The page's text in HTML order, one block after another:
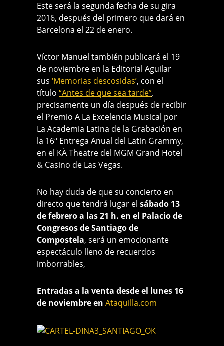
Este será la segunda fecha de su gira
2016, después del primero que dará en
Barcelona el 22 de enero.
Víctor Manuel también publicará el 19
de noviembre en la Editorial Aguilar
sus ‘Memorias descosidas’, con el
título “Antes de que sea tarde”,
precisamente un día después de recibir
el Premio A La Excelencia Musical por
La Academia Latina de la Grabación en
la 16ª Entrega Anual del Latin Grammy,
en el KÀ Theatre del MGM Grand Hotel
& Casino de Las Vegas.
No hay duda de que su concierto en
directo que tendrá lugar el sábado 13
de febrero a las 21 h. en el Palacio de
Congresos de Santiago de
Compostela, será un emocionante
espectáculo lleno de recuerdos
imborrables,
Entradas a la venta desde el lunes 16
de noviembre en Ataquilla.com